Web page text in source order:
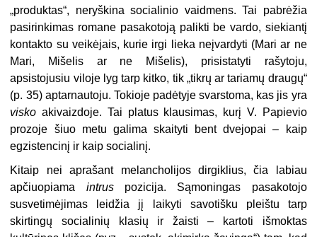
„produktas“, neryškina socialinio vaidmens. Tai pabrėžia
pasirinkimas romane pasakotoją palikti be vardo, siekiantį
kontakto su veikėjais, kurie irgi lieka neįvardyti (Mari ar ne
Mari, Mišelis ar ne Mišelis), prisistatyti rašytoju,
apsistojusiu viloje lyg tarp kitko, tik „tikrų ar tariamų draugų“
(p. 35) aptarnautoju. Tokioje padėtyje svarstoma, kas jis yra
visko akivaizdoje. Tai platus klausimas, kurį V. Papievio
prozoje šiuo metu galima skaityti bent dvejopai – kaip
egzistencinį ir kaip socialinį.
Kitaip nei aprašant melancholijos dirgiklius, čia labiau
apčiuopiama intruspozicija. Sąmoningas pasakotojo
susvetimėjimas leidžia jį laikyti savotišku pleištu tarp
skirtingų socialinių klasių ir žaisti – kartoti išmoktas